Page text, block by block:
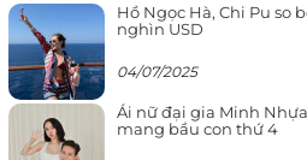
Hồ Ngọc Hà, Chi Pu so
nghìn USD
04/07/2025
Ái nữ đại gia Minh
mang bầu con thứ 4